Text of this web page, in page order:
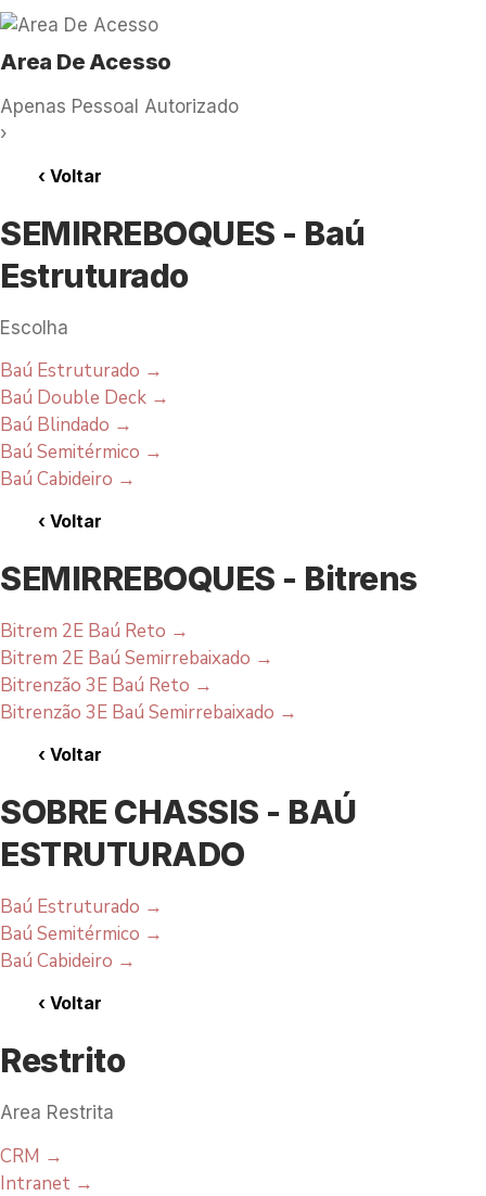
Area De Acesso
Apenas Pessoal Autorizado
›
‹ Voltar
SEMIRREBOQUES - Baú
Estruturado
Escolha
Baú Estruturado →
Baú Double Deck →
Baú Blindado →
Baú Semitérmico →
Baú Cabideiro →
‹ Voltar
SEMIRREBOQUES - Bitrens
Bitrem 2E Baú Reto →
Bitrem 2E Baú Semirrebaixado →
Bitrenzão 3E Baú Reto →
Bitrenzão 3E Baú Semirrebaixado →
‹ Voltar
SOBRE CHASSIS - BAÚ
ESTRUTURADO
Baú Estruturado →
Baú Semitérmico →
Baú Cabideiro →
‹ Voltar
Restrito
Area Restrita
CRM →
Intranet →